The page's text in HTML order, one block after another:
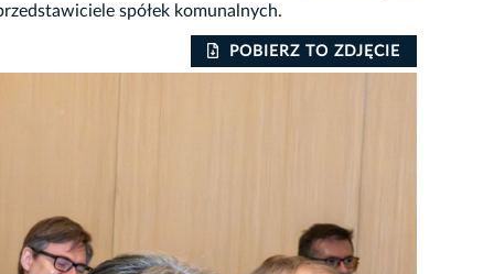
spółek komunalnych.
POBIERZ TO ZDJĘCIE